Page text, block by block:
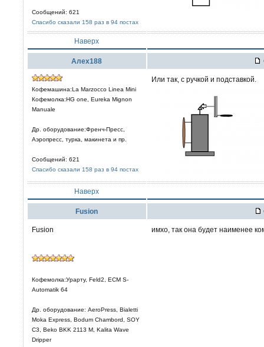
Сообщений: 621
Спасибо сказали 158 раз в 94 постах
Наверх
Алех188
Кофемашина:La Marzocco Linea Mini
Кофемолка:HG one, Eureka Mignon
Manuale
Др. оборудование:Френч-Пресс,
Аэропресс, турка, макинета и пр.
Сообщений: 621
Спасибо сказали 158 раз в 94 постах
Или так, с ручкой и подставкой.
Наверх
Fusion
Fusion
Кофемолка:Урарту, Feld2, ECM S-
Automatik 64
Др. оборудование: AeroPress, Bialetti
Moka Express, Bodum Chambord, SOY
C3, Beko BKK 2113 M, Kalita Wave
Dripper
имхо, так она будет наименее